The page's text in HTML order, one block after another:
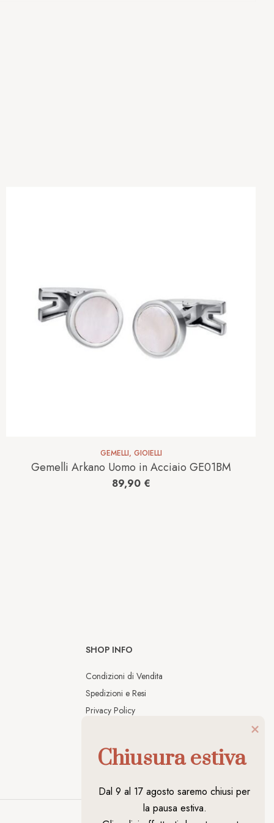
GEMELLI, GIOIELLI
Gemelli Arkano Uomo in Acciaio GE01BM
89,90 €
SHOP INFO
Condizioni di Vendita
Spedizioni e Resi
Privacy Policy
Chiusura estiva
Dal 9 al 17 agosto saremo chiusi per
la pausa estiva.